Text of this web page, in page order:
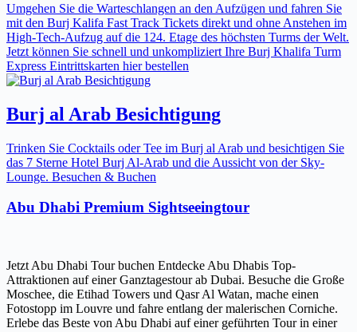
Umgehen Sie die Warteschlangen an den Aufzügen und fahren Sie
mit den Burj Kalifa Fast Track Tickets direkt und ohne Anstehen im
High-Tech-Aufzug auf die 124. Etage des höchsten Turms der Welt.
Jetzt können Sie schnell und unkompliziert Ihre Burj Khalifa Turm
Express Eintrittskarten hier bestellen
Burj al Arab Besichtigung
Trinken Sie Cocktails oder Tee im Burj al Arab und besichtigen Sie
das 7 Sterne Hotel Burj Al-Arab und die Aussicht von der Sky-
Lounge. Besuchen & Buchen
Abu Dhabi Premium Sightseeingtour
Jetzt Abu Dhabi Tour buchen Entdecke Abu Dhabis Top-
Attraktionen auf einer Ganztagestour ab Dubai. Besuche die Große
Moschee, die Etihad Towers und Qasr Al Watan, mache einen
Fotostopp im Louvre und fahre entlang der malerischen Corniche.
Erlebe das Beste von Abu Dhabi auf einer geführten Tour in einer